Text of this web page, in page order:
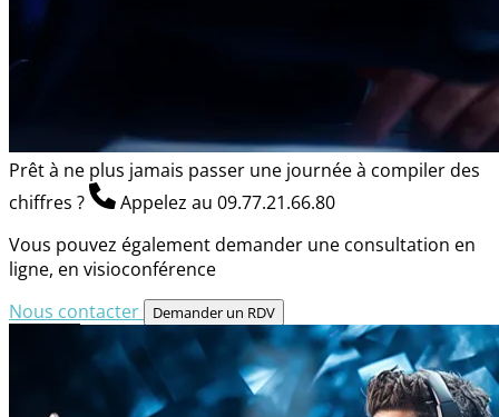
Prêt à ne plus jamais passer une journée à compiler des
chiffres ?
Appelez au 09.77.21.66.80
Vous pouvez également demander une consultation en
ligne, en visioconférence
Nous contacter
Demander un RDV